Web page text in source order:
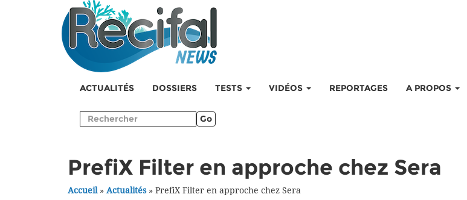
ACTUALITÉS DOSSIERS TESTS VIDÉOS REPORTAGES A PROPOS
Go
PrefiX Filter en approche chez Sera
Accueil» Actualités» PrefiX Filter en approche chez Sera